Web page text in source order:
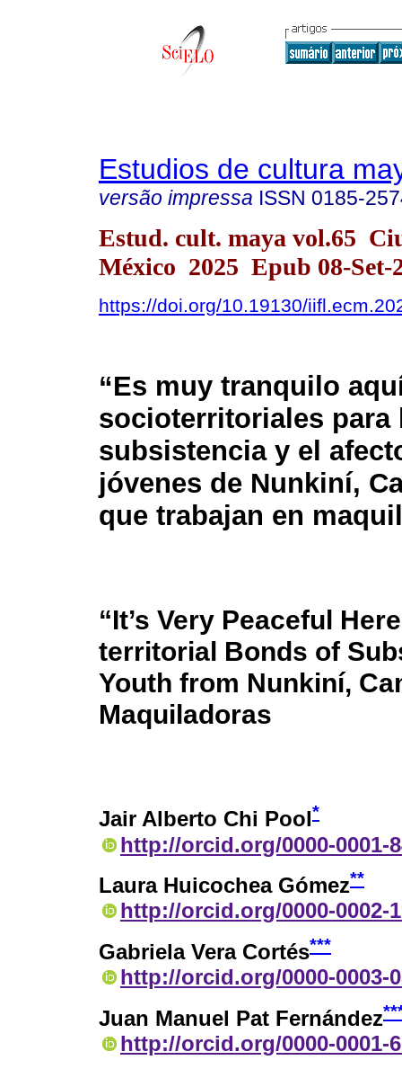
Estudios de cultura
versão impressa ISSN 0185-
Estud. cult. maya vol.65
México 2025 Epub 08-Set-
https://doi.org/10.19130/
“Es muy tranquilo
socioterritoriales para
subsistencia y el
jóvenes de Nunkiní,
que trabajan en
“It’s Very Peaceful
territorial Bonds of
Youth from Nunkiní,
Maquiladoras
Jair Alberto Chi Pool*
http://orcid.org/0000-0001-
Laura Huicochea Gómez**
http://orcid.org/0000-0002-
Gabriela Vera Cortés***
http://orcid.org/0000-0003-
Juan Manuel Pat Fernández
http://orcid.org/0000-0001-